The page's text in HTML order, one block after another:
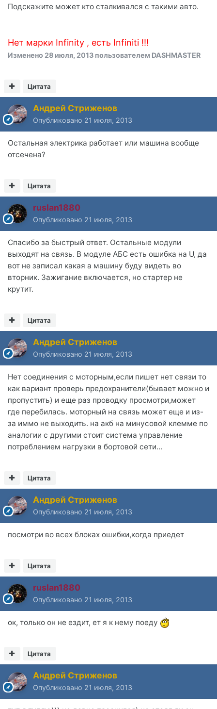
Подскажите может кто сталкивался с такими авто.
Нет марки Infinity , есть Infiniti !!!
Изменено 28 июля, 2013 пользователем DASHMASTER
Цитата
Андрей Стриженов
Опубликовано 21 июля, 2013
Остальная электрика работает или машина вообще
отсечена?
Цитата
ruslan1880
Опубликовано 21 июля, 2013
Спасибо за быстрый ответ. Остальные модули
выходят на связь. В модуле АБС есть ошибка на U, да
вот не записал какая а машину буду видеть во
вторник. Зажигание включается, но стартер не
крутит.
Цитата
Андрей Стриженов
Опубликовано 21 июля, 2013
Нет соединения с моторным,если пишет нет связи то
как вариант проверь предохранители(бывает можно и
пропустить) и еще раз проводку просмотри,может
где перебилась. моторный на связь может еще и из-
за иммо не выходить. на акб на минусовой клемме по
аналогии с другими стоит система управление
потреблением нагрузки в бортовой сети...
Цитата
Андрей Стриженов
Опубликовано 21 июля, 2013
посмотри во всех блоках ошибки,когда приедет
Цитата
ruslan1880
Опубликовано 21 июля, 2013
ок, только он не ездит, ет я к нему поеду
Цитата
Андрей Стриженов
Опубликовано 21 июля, 2013